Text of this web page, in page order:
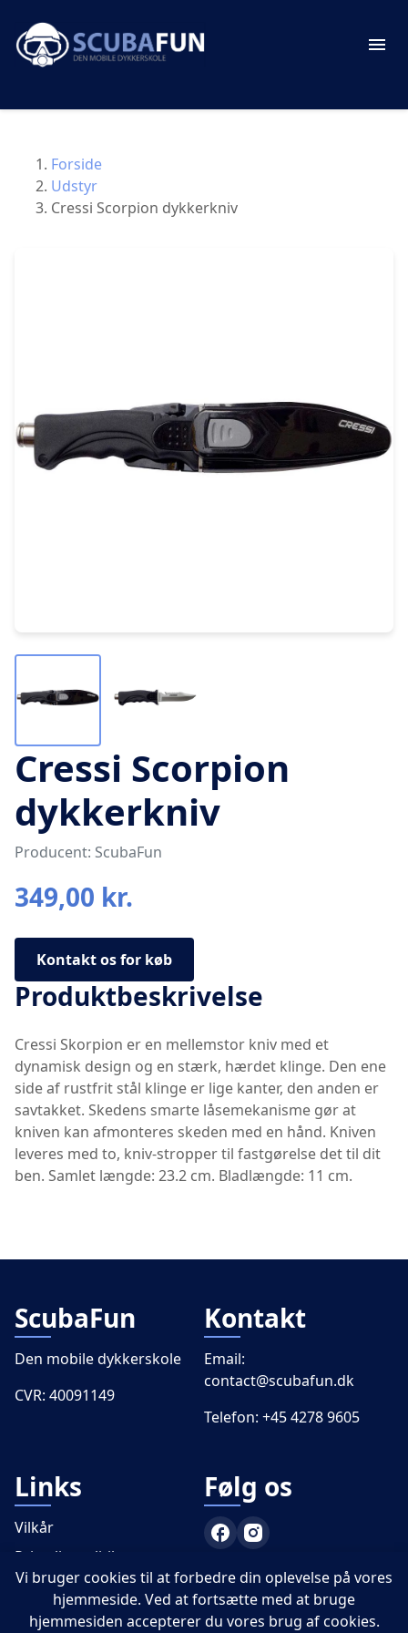
Forside
Udstyr
Cressi Scorpion dykkerkniv
Cressi Scorpion
dykkerkniv
Producent: ScubaFun
349,00 kr.
Kontakt os for køb
Produktbeskrivelse
Cressi Skorpion er en mellemstor kniv med et
dynamisk design og en stærk, hærdet klinge. Den ene
side af rustfrit stål klinge er lige kanter, den anden er
savtakket. Skedens smarte låsemekanisme gør at
kniven kan afmonteres skeden med en hånd. Kniven
leveres med to, kniv-stropper til fastgørelse det til dit
ben. Samlet længde: 23.2 cm. Bladlængde: 11 cm.
ScubaFun
Den mobile dykkerskole
CVR: 40091149
Kontakt
Email:
contact@scubafun.dk
Telefon: +45 4278 9605
Links
Vilkår
Privatlivspolitik
PADI
Følg os
Vi bruger cookies til at forbedre din oplevelse på vores
hjemmeside. Ved at fortsætte med at bruge
hjemmesiden accepterer du vores brug af cookies.